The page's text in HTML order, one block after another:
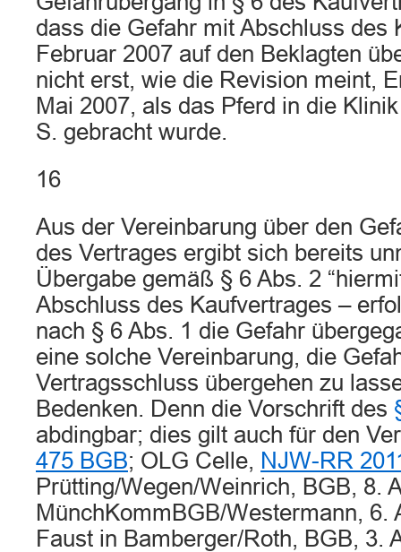
dass die Gefahr mit Abschluss des
Februar 2007 auf den Beklagten
nicht erst, wie die Revision meint,
Mai 2007, als das Pferd in die
S. gebracht wurde.
16
Aus der Vereinbarung über den
des Vertrages ergibt sich bereits
Übergabe gemäß § 6 Abs. 2
Abschluss des Kaufvertrages –
nach § 6 Abs. 1 die Gefahr
eine solche Vereinbarung, die
Vertragsschluss übergehen zu
Bedenken. Denn die Vorschrift des
abdingbar; dies gilt auch für den
475 BGB; OLG Celle, NJW-RR
Prütting/Wegen/Weinrich, BGB, 8.
MünchKommBGB/Westermann, 6.
Faust in Bamberger/Roth, BGB, 3.